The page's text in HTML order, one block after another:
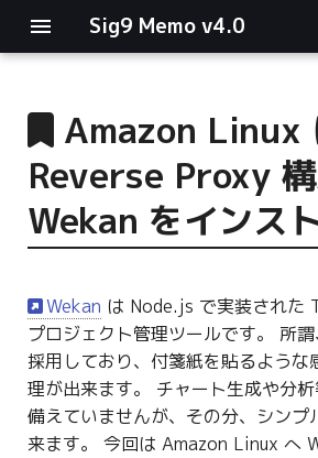
Sig9 Memo v4.0
main関数
リスト関連
ログ関連
条件分岐
型指定
Amazon Linux
Reverse Proxy
Wekan をインス
Wekan は Node.js で実装された
プロジェクト管理ツールです。 所
採用しており、付箋紙を貼るような
理が出来ます。 チャート生成や分
備えていませんが、その分、シンプ
来ます。 今回は Amazon Linux へ